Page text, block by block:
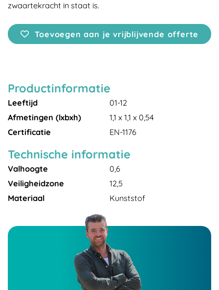
zwaartekracht in staat is.
Toevoegen aan je vrijblijvende offerte
Productinformatie
Leeftijd
01-12
Afmetingen (lxbxh)
1,1 x 1,1 x 0,54
Certificatie
EN-1176
Technische informatie
Valhoogte
0,6
Veiligheidzone
12,5
Materiaal
Kunststof